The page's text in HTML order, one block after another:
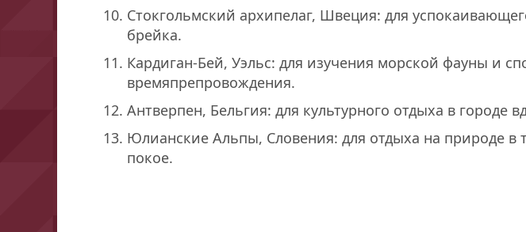
Стокгольмский архипелаг, Швеция: для
брейка.
Кардиган-Бей, Уэльс: для изучения морской фауны и
времяпрепровождения.
Антверпен, Бельгия: для культурного отдыха в городе
Юлианские Альпы, Словения: для отдыха на природе в
покое.